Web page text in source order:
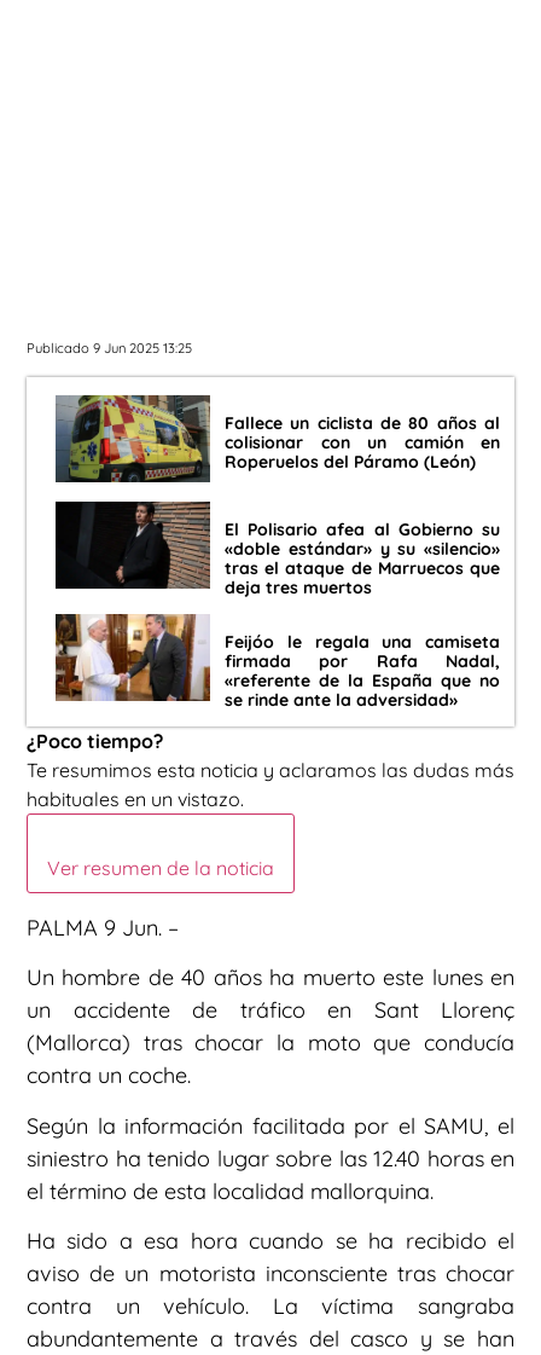
Publicado 9 Jun 2025 13:25
Fallece un ciclista de 80 años al
colisionar con un camión en
Roperuelos del Páramo (León)
El Polisario afea al Gobierno su
«doble estándar» y su «silencio»
tras el ataque de Marruecos que
deja tres muertos
Feijóo le regala una camiseta
firmada por Rafa Nadal,
«referente de la España que no
se rinde ante la adversidad»
¿Poco tiempo?
Te resumimos esta noticia y aclaramos las dudas más
habituales en un vistazo.
Ver resumen de la noticia
PALMA 9 Jun. –
Un hombre de 40 años ha muerto este lunes en
un accidente de tráfico en Sant Llorenç
(Mallorca) tras chocar la moto que conducía
contra un coche.
Según la información facilitada por el SAMU, el
siniestro ha tenido lugar sobre las 12.40 horas en
el término de esta localidad mallorquina.
Ha sido a esa hora cuando se ha recibido el
aviso de un motorista inconsciente tras chocar
contra un vehículo. La víctima sangraba
abundantemente a través del casco y se han